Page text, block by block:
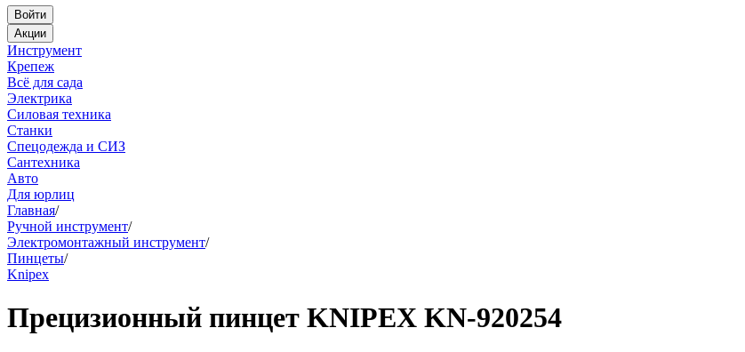
Войти
Акции
Инструмент
Крепеж
Всё для сада
Электрика
Силовая техника
Станки
Спецодежда и СИЗ
Сантехника
Авто
Для юрлиц
Главная/
Ручной инструмент/
Электромонтажный инструмент/
Пинцеты/
Knipex
Прецизионный пинцет KNIPEX KN-920254